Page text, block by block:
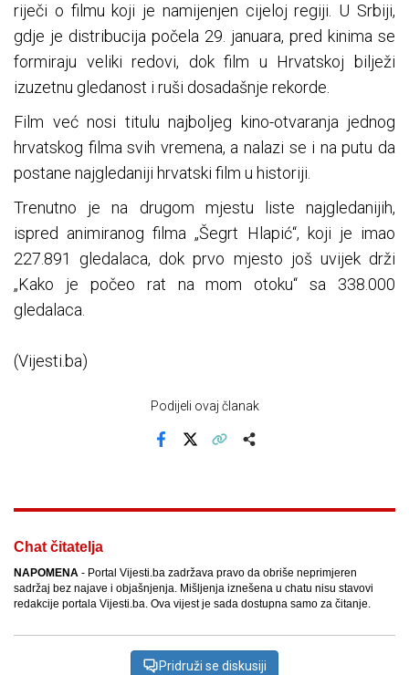
riječi o filmu koji je namijenjen cijeloj regiji. U Srbiji,
gdje je distribucija počela 29. januara, pred kinima se
formiraju veliki redovi, dok film u Hrvatskoj bilježi
izuzetnu gledanost i ruši dosadašnje rekorde.
Film već nosi titulu najboljeg kino-otvaranja jednog
hrvatskog filma svih vremena, a nalazi se i na putu da
postane najgledaniji hrvatski film u historiji.
Trenutno je na drugom mjestu liste najgledanijih,
ispred animiranog filma „Šegrt Hlapić“, koji je imao
227.891 gledalaca, dok prvo mjesto još uvijek drži
„Kako je počeo rat na mom otoku“ sa 338.000
gledalaca.
(Vijesti.ba)
Podijeli ovaj članak
Chat čitatelja
NAPOMENA - Portal Vijesti.ba zadržava pravo da obriše neprimjeren
sadržaj bez najave i objašnjenja. Mišljenja iznešena u chatu nisu stavovi
redakcije portala Vijesti.ba. Ova vijest je sada dostupna samo za čitanje.
Pridruži se diskusiji